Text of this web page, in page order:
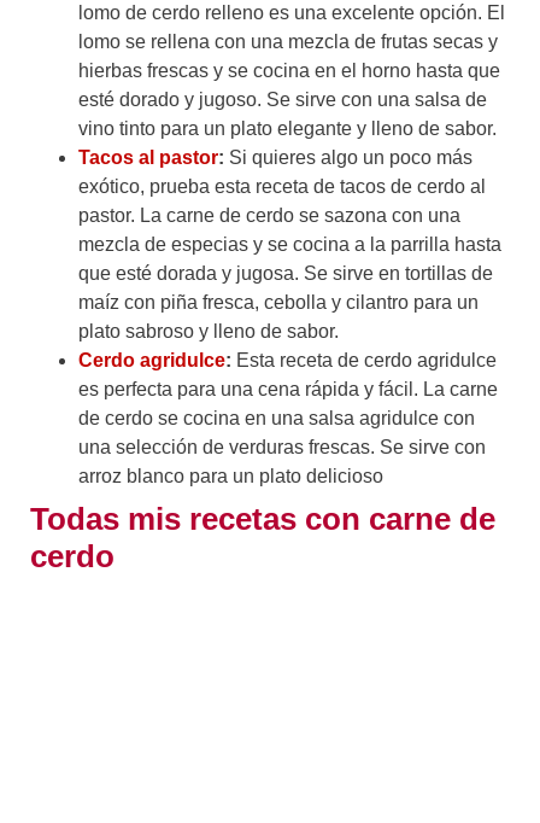
lomo de cerdo relleno es una excelente opción. El
lomo se rellena con una mezcla de frutas secas y
hierbas frescas y se cocina en el horno hasta que
esté dorado y jugoso. Se sirve con una salsa de
vino tinto para un plato elegante y lleno de sabor.
Tacos al pastor: Si quieres algo un poco más
exótico, prueba esta receta de tacos de cerdo al
pastor. La carne de cerdo se sazona con una
mezcla de especias y se cocina a la parrilla hasta
que esté dorada y jugosa. Se sirve en tortillas de
maíz con piña fresca, cebolla y cilantro para un
plato sabroso y lleno de sabor.
Cerdo agridulce: Esta receta de cerdo agridulce
es perfecta para una cena rápida y fácil. La carne
de cerdo se cocina en una salsa agridulce con
una selección de verduras frescas. Se sirve con
arroz blanco para un plato delicioso
Todas mis recetas con carne de
cerdo